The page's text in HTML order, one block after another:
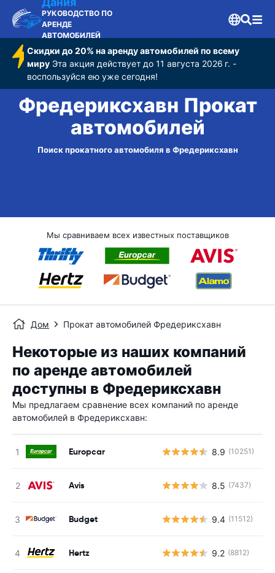
РУКОВОДСТВО ПО
АРЕНДЕ
АВТОМОБИЛЕЙ
Скидки до 20% на аренду автомобилей по всему
мируЭта акция действует до 11 августа 2026 г. -
воспользуйся ею уже сегодня!
Фредериксхавн Прокат
автомобилей
Поиск прокатного автомобиля в Фредериксхавн
Мы сравниваем всех известных поставщиков
Дом Прокат автомобилей Фредериксхавн
Некоторые из наших компаний
по аренде автомобилей
доступны в Фредериксхавн
Мы предлагаем сравнение всех компаний по аренде
автомобилей в Фредериксхавн:
Europcar 8.9 (10251)
Avis 8.5 (7437)
Budget 9.4 (11512)
Hertz 9.2 (8812)